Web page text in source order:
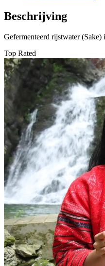
Beschrijving
Gefermenteerd rijstwater (Sake)
Top Rated